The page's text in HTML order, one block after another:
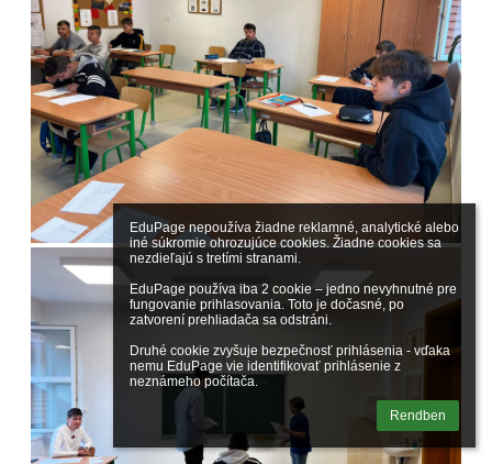
EduPage nepoužíva žiadne reklamné, analytické alebo
iné súkromie ohrozujúce cookies. Žiadne cookies sa
nezdieľajú s tretími stranami.
EduPage používa iba 2 cookie – jedno nevyhnutné pre
fungovanie prihlasovania. Toto je dočasné, po
zatvorení prehliadača sa odstráni.
Druhé cookie zvyšuje bezpečnosť prihlásenia - vďaka
nemu EduPage vie identifikovať prihlásenie z
neznámeho počítača.
Rendben